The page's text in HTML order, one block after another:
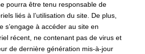
pourra être tenu responsable de
liés à l’utilisation du site. De plus,
s’engage à accéder au site en
récent, ne contenant pas de virus et
de dernière génération mis-à-jour